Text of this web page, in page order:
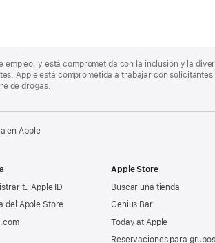
empleo, y está comprometida con la inclusión y la
Apple está comprometida a trabajar con
de drogas.
en Apple
tu Apple ID
del Apple Store
Apple Store
Buscar una tienda
Genius Bar
Today at Apple
Reservaciones para grupos